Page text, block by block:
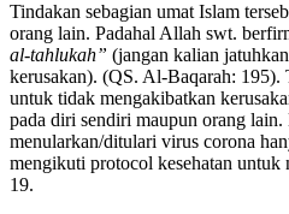
Tindakan sebagian umat Islam
orang lain. Padahal Allah swt.
al-tahlukah” (jangan kalian
kerusakan). (QS. Al-Baqarah: 195).
untuk tidak mengakibatkan
pada diri sendiri maupun orang lain.
menularkan/ditulari virus corona
mengikuti protocol kesehatan untuk
19.